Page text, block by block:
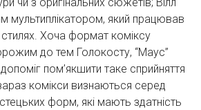
мультиплікатором, який працював
стилях. Хоча формат коміксу
до тем Голокосту, “Маус”
пом’якшити таке сприйняття
комікси визнаються серед
форм, які мають здатність